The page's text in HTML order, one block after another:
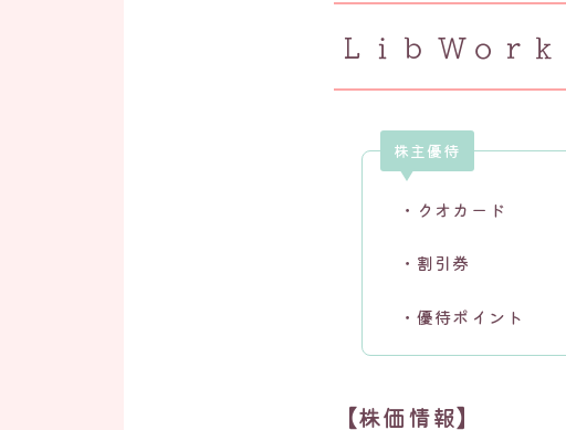
Ｌｉｂ Ｗｏｒｋ
株主優待
・クオカード
・割引券
・優待ポイント
【株価情報】